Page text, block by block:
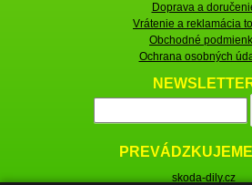
Doprava a
Vrátenie a reklamácia
Obchodné
Ochrana osobných
skoda-dily.cz